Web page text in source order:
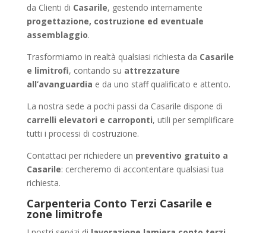
da Clienti di Casarile, gestendo internamente
progettazione, costruzione ed eventuale
assemblaggio.
Trasformiamo in realtà qualsiasi richiesta da Casarile
e limitrofi, contando su attrezzature
all’avanguardia e da uno staff qualificato e attento.
La nostra sede a pochi passi da Casarile dispone di
carrelli elevatori e carroponti, utili per semplificare
tutti i processi di costruzione.
Contattaci per richiedere un preventivo gratuito a
Casarile: cercheremo di accontentare qualsiasi tua
richiesta.
Carpenteria Conto Terzi Casarile e
zone limitrofe